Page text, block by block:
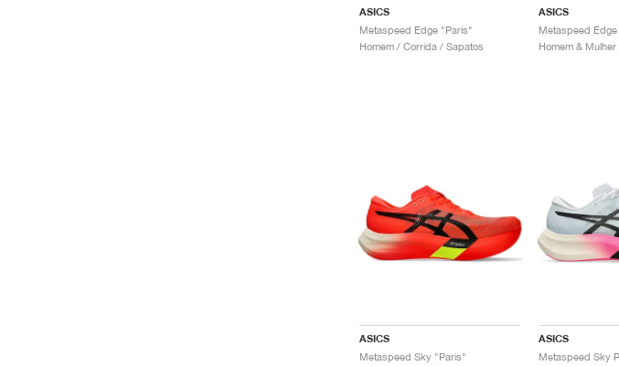
ASICS
Metaspeed Edge "Paris"
Homem / Corrida / Sapatos
ASICS
ASICS
Metaspeed Sky "Paris"
ASICS